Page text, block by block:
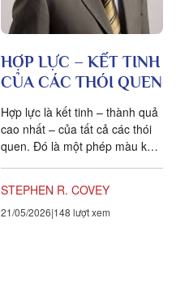
HỢP LỰC – KẾT TINH
CỦA CÁC THÓI QUEN
Hợp lực là kết tinh – thành quả
cao nhất – của tất cả các thói
quen. Đó là một phép màu khi
STEPHEN R. COVEY
21/05/2026 148 lượt xem